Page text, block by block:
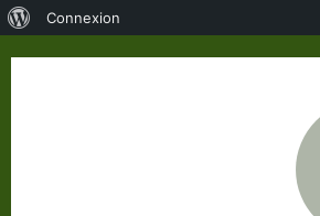
Connexion